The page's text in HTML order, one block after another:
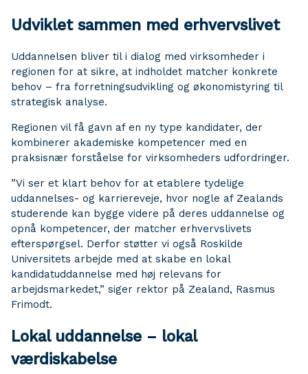
Udviklet sammen med erhvervslivet
Uddannelsen bliver til i dialog med virksomheder i
regionen for at sikre, at indholdet matcher konkrete
behov – fra forretningsudvikling og økonomistyring til
strategisk analyse.
Regionen vil få gavn af en ny type kandidater, der
kombinerer akademiske kompetencer med en
praksisnær forståelse for virksomheders udfordringer.
”Vi ser et klart behov for at etablere tydelige
uddannelses- og karriereveje, hvor nogle af Zealands
studerende kan bygge videre på deres uddannelse og
opnå kompetencer, der matcher erhvervslivets
efterspørgsel. Derfor støtter vi også Roskilde
Universitets arbejde med at skabe en lokal
kandidatuddannelse med høj relevans for
arbejdsmarkedet,” siger rektor på Zealand, Rasmus
Frimodt.
Lokal uddannelse – lokal
værdiskabelse